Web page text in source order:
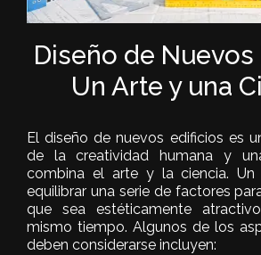
Diseño de Nuevos
Un Arte y una
El diseño de nuevos edificios es
de la creatividad humana y
combina el arte y la ciencia. Un
equilibrar una serie de factores
que sea estéticamente
mismo tiempo. Algunos de los
deben considerarse incluyen: